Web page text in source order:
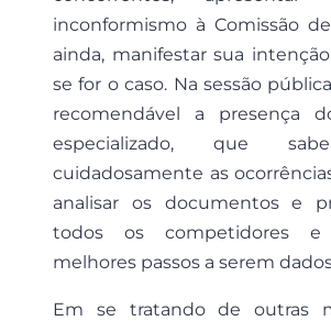
inconformismo à Comissão
ainda, manifestar sua
se for o caso. Na sessão
recomendável a presença
especializado, que
cuidadosamente as
analisar os documentos e
todos os competidores
melhores passos a serem
Em se tratando de outras